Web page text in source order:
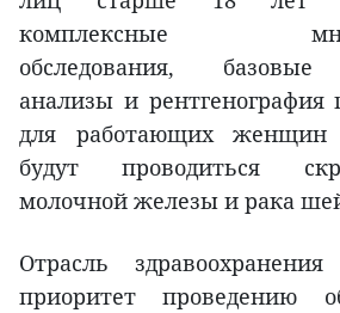
комплексные
обследования, базовые
анализы и рентгенография
для работающих женщин
будут проводиться
молочной железы и рака
Отрасль
приоритет проведению